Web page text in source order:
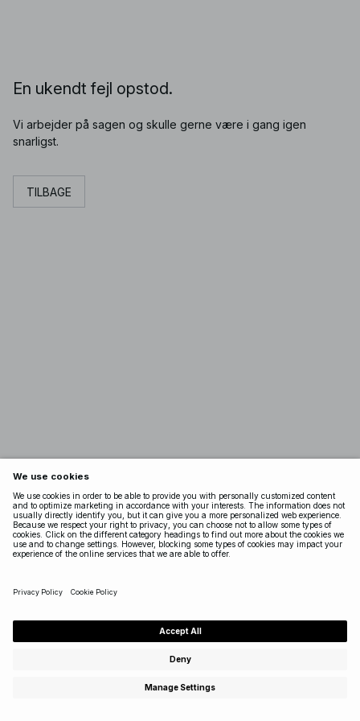
En ukendt fejl opstod.
Vi arbejder på sagen og skulle gerne være i gang igen
snarligst.
TILBAGE